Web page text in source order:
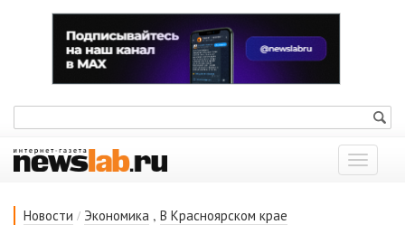
Показать
меню
Новости / Экономика , В Красноярском крае